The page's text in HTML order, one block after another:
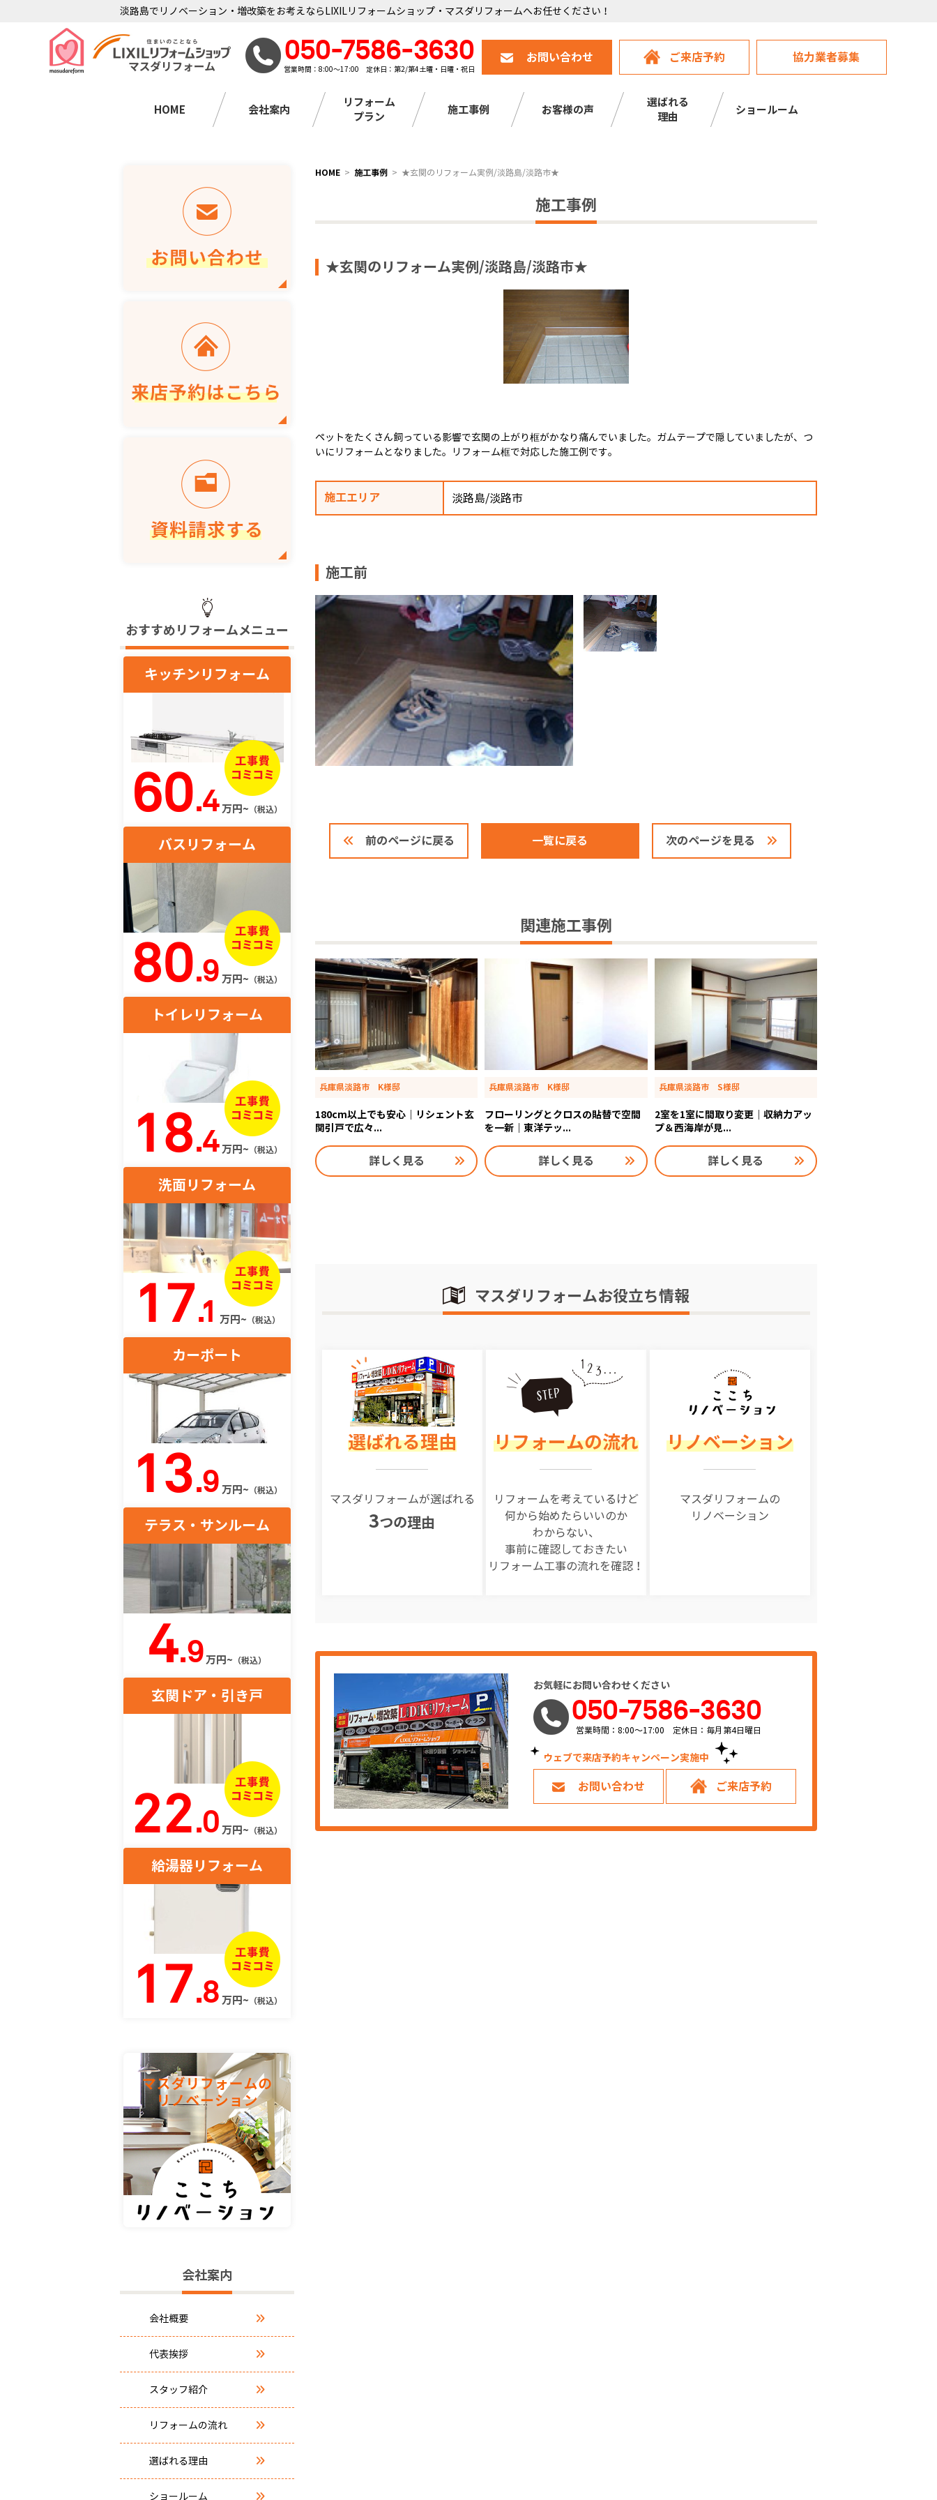
淡路島でリノベーション・増改築をお考えならLIXILリフォームショップ・マスダリフォームへお任せください！
050-7586-3630
営業時間：8:00～17:00 定休日：第2/第4土曜・日曜・祝日
お問い合わせ ご来店予約 協力業者募集
HOME 会社案内
リフォーム
プラン
施工事例 お客様の声
選ばれる
理由
ショールーム
HOME 施工事例 ★玄関のリフォーム実例/淡路島/淡路市★
施工事例
★玄関のリフォーム実例/淡路島/淡路市★
ペットをたくさん飼っている影響で玄関の上がり框がかなり痛んでいました。ガムテープで隠していましたが、つ
いにリフォームとなりました。リフォーム框で対応した施工例です。
施工エリア 淡路島/淡路市
施工前
前のページに戻る 一覧に戻る 次のページを見る
関連施工事例
兵庫県淡路市 K様邸
180cm以上でも安心｜リシェント玄
関引戸で広々...
詳しく見る
兵庫県淡路市 K様邸
フローリングとクロスの貼替で空間
を一新｜東洋テッ...
詳しく見る
兵庫県淡路市 S様邸
2室を1室に間取り変更｜収納力アッ
プ＆西海岸が見...
詳しく見る
マスダリフォームお役立ち情報
選ばれる理由
マスダリフォームが選ばれる
3つの理由
リフォームの流れ
リフォームを考えているけど
何から始めたらいいのか
わからない、
事前に確認しておきたい
リフォーム工事の流れを確認！
リノベーション
マスダリフォームの
リノベーション
お気軽にお問い合わせください
050-7586-3630
営業時間：8:00～17:00 定休日：毎月第4日曜日
ウェブで来店予約キャンペーン実施中！
お問い合わせ ご来店予約
おすすめリフォームメニュー
キッチンリフォーム
60.4万円~ （税込）
バスリフォーム
80.9 万円~ （税込）
トイレリフォーム
18.4万円~ （税込）
洗面リフォーム
17.1 万円~ （税込）
カーポート
13.9 万円~ （税込）
テラス・サンルーム
4.9万円~ （税込）
玄関ドア・引き戸
22.0 万円~ （税込）
給湯器リフォーム
17.8 万円~ （税込）
会社案内
会社概要
代表挨拶
スタッフ紹介
リフォームの流れ
選ばれる理由
ショールーム